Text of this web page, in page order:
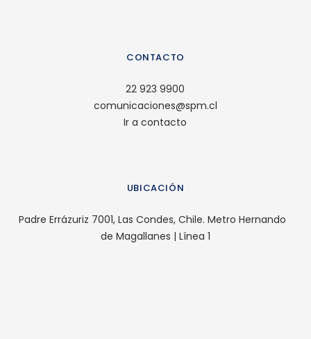
CONTACTO
22 923 9900
comunicaciones@spm.cl
Ir a contacto
UBICACIÓN
Padre Errázuriz 7001, Las Condes, Chile. Metro Hernando
de Magallanes | Línea 1